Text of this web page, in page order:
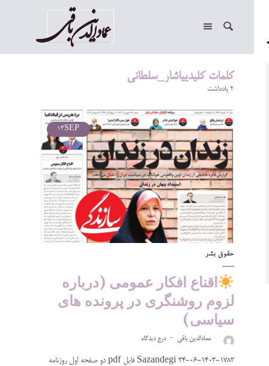
کلمات کلیدییاشار_سلطانی
2 یادداشت
SEP
14
حقوق بشر
اقناع افکار عمومی (درباره
لزوم روشنگری در پرونده های
سیاسی)
عمادالدین باقی درج دیدگاه
24-06-1403-1783 Sazandegi فایل pdf دو صفحه اول روزنامه